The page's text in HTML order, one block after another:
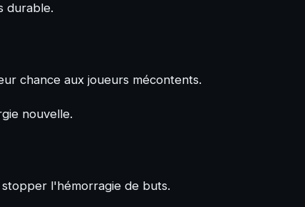
durable.
chance aux joueurs mécontents.
nouvelle.
l'hémorragie de buts.